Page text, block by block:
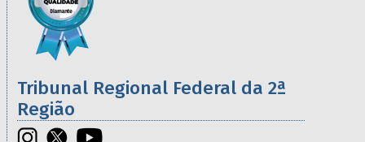
Tribunal Regional Federal da 2ª
Região